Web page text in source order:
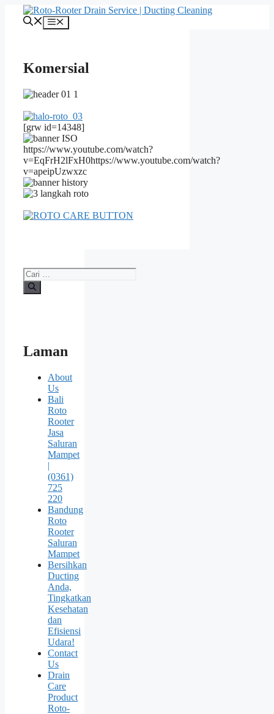
Langsung
Menu
Komersial
[grw id=14348]
https://www.youtube.com/watch?
v=EqFrH2lFxH0https://www.youtube.com/watch?
v=apeipUzwxzc
Cari
untuk:
Laman
About
Us
Bali
Roto
Rooter
Jasa
Saluran
Mampet
|
(0361)
725
220
Bandung
Roto
Rooter
Saluran
Mampet
Bersihkan
Ducting
Anda,
Tingkatkan
Kesehatan
dan
Efisiensi
Udara!
Contact
Us
Drain
Care
Product
Roto-